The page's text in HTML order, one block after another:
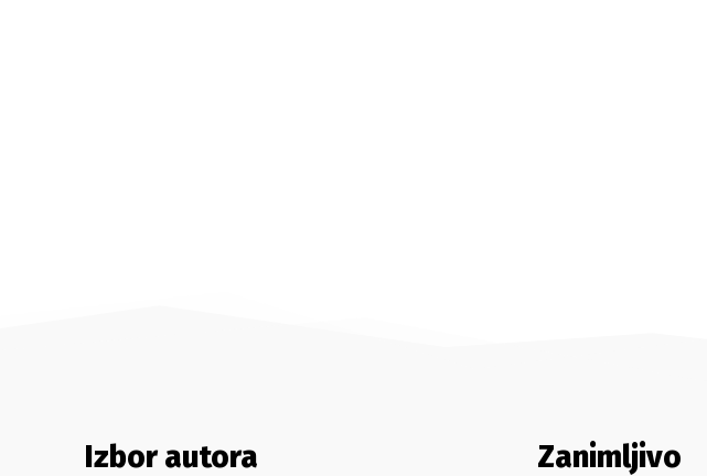
Izbor autora Zanimljivo